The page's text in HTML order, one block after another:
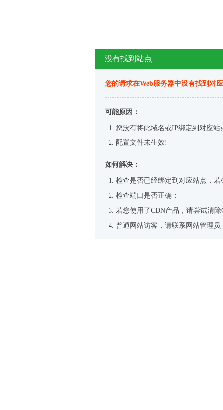
没有找到站点
您的请求在Web服务器中没有找到对
可能原因：
您没有将此域名或IP绑定到对应站
配置文件未生效!
如何解决：
检查是否已经绑定到对应站点，
检查端口是否正确；
若您使用了CDN产品，请尝试清除
普通网站访客，请联系网站管理员